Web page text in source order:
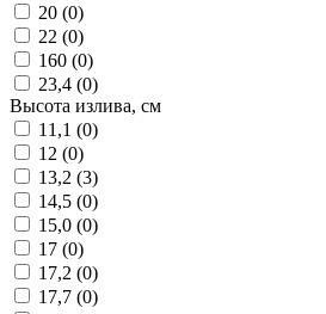
20 (0)
22 (0)
160 (0)
23,4 (0)
Высота излива, см
11,1 (0)
12 (0)
13,2 (3)
14,5 (0)
15,0 (0)
17 (0)
17,2 (0)
17,7 (0)